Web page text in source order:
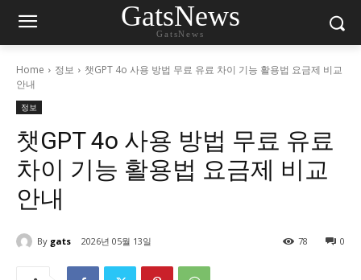
GatsNews
GatsNews
Home 정보
챗GPT 4o 사용 방법 무료 유료 차이 기능 활용법 요금제 비교
안내
정보
챗GPT 4o 사용 방법 무료 유료
차이 기능 활용법 요금제 비교
안내
By gats 2026년 05월 13일 0
78